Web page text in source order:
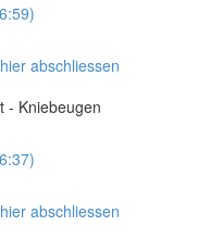
abschliessen
- Kniebeugen
abschliessen